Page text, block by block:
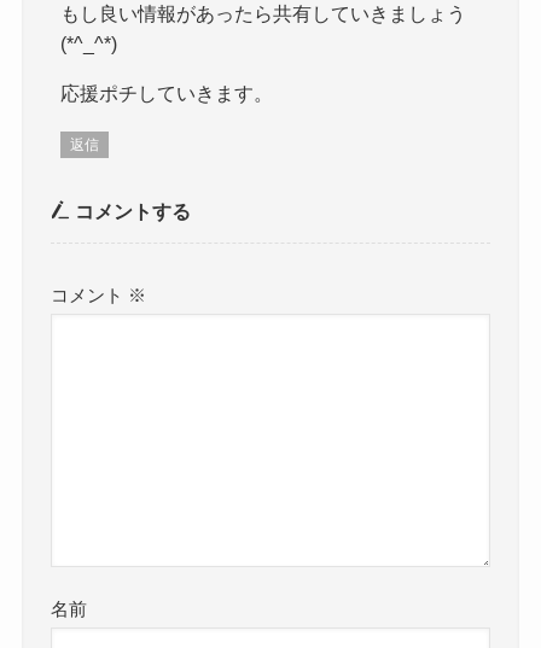
もし良い情報があったら共有していきましょう
(*^_^*)
応援ポチしていきます。
返信
コメントする
コメント ※
名前